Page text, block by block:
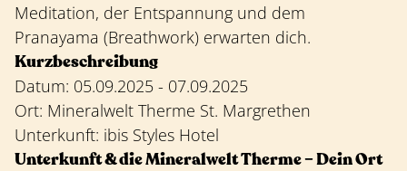
Meditation, der Entspannung und dem
Pranayama (Breathwork) erwarten dich.
Kurzbeschreibung
Datum: 05.09.2025 - 07.09.2025
Ort: Mineralwelt Therme St. Margrethen
Unterkunft: ibis Styles Hotel
Unterkunft & die Mineralwelt Therme – Dein Ort